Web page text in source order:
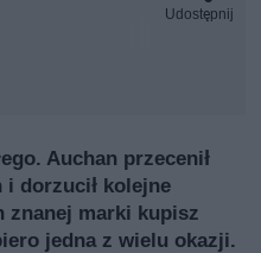
Udostępnij
Auchan przecenił
i dorzucił kolejne
znanej marki kupisz
jedna z wielu okazji.